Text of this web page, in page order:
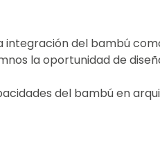
integración del bambú
la oportunidad de
del bambú en